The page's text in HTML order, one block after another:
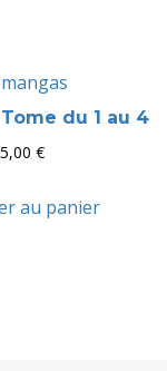
du 1 au 4
€
au panier